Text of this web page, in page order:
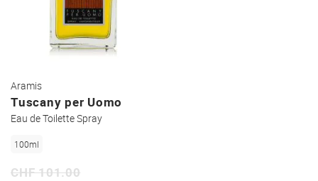
Aramis
Tuscany per Uomo
Eau de Toilette Spray
100ml
CHF 101.00